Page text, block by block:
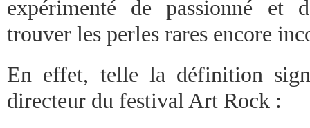
expérimenté de passionné et
trouver les perles rares encore
En effet, telle la définition
directeur du festival Art Rock :